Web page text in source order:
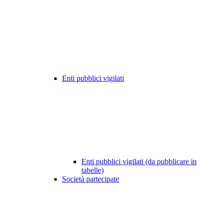
Enti pubblici vigilati
Enti pubblici vigilati (da pubblicare in
tabelle)
Società partecipate